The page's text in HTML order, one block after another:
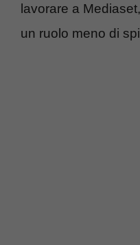
lavorare a
un ruolo meno di